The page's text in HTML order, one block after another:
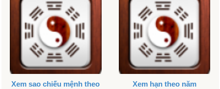
Xem sao chiếu mệnh theo
Xem hạn theo năm